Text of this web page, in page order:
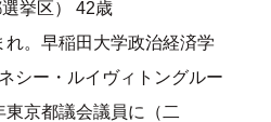
挙区） 42歳
。早稲田大学政治経済学
シー・ルイヴィトングルー
京都議会議員に（二